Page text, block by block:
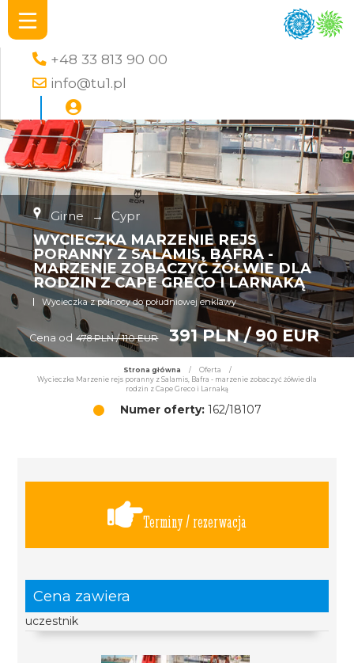
+48 33 813 90 00
info@tu1.pl
Girne → Cypr
WYCIECZKA MARZENIE REJS
PORANNY Z SALAMIS, BAFRA -
MARZENIE ZOBACZYĆ ŻÓŁWIE DLA
RODZIN Z CAPE GRECO I LARNAKĄ
Wycieczka z północy do południowej enklawy
Cena od 478 PLN / 110 EUR 391 PLN / 90 EUR
Strona główna / Oferta
/
Wycieczka Marzenie rejs poranny z Salamis, Bafra - marzenie zobaczyć żółwie dla
rodzin z Cape Greco i Larnaką
Numer oferty:162/18107
Terminy / rezerwacja
Cena zawiera
uczestnik